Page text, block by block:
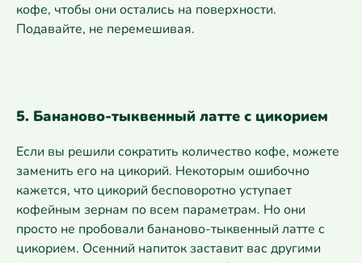
кофе, чтобы они остались на поверхности.
Подавайте, не перемешивая.
5. Бананово-тыквенный латте с цикорием
Если вы решили сократить количество кофе, можете
заменить его на цикорий. Некоторым ошибочно
кажется, что цикорий бесповоротно уступает
кофейным зернам по всем параметрам. Но они
просто не пробовали бананово-тыквенный латте с
цикорием. Осенний напиток заставит вас другими